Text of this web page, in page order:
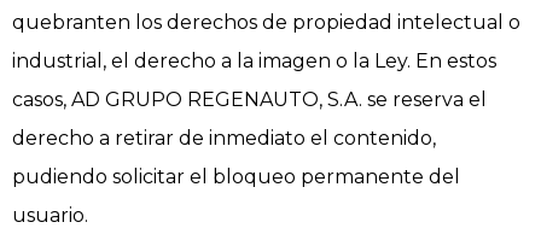
quebranten los derechos de propiedad intelectual o
industrial, el derecho a la imagen o la Ley. En estos
casos, AD GRUPO REGENAUTO, S.A. se reserva el
derecho a retirar de inmediato el contenido,
pudiendo solicitar el bloqueo permanente del
usuario.